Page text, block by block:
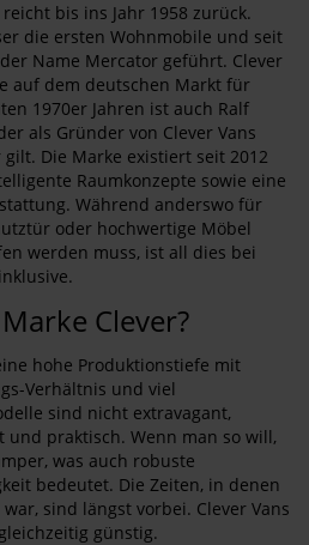
bis ins Jahr 1958 zurück.
die ersten Wohnmobile und seit
Name Mercator geführt. Clever
auf dem deutschen Markt für
1970er Jahren ist auch Ralf
als Gründer von Clever Vans
Die Marke existiert seit 2012
Raumkonzepte sowie eine
Während anderswo für
oder hochwertige Möbel
werden muss, ist all dies bei
Clever?
hohe Produktionstiefe mit
Verhältnis und viel
sind nicht extravagant,
praktisch. Wenn man so will,
was auch robuste
bedeutet. Die Zeiten, in denen
sind längst vorbei. Clever Vans
günstig.